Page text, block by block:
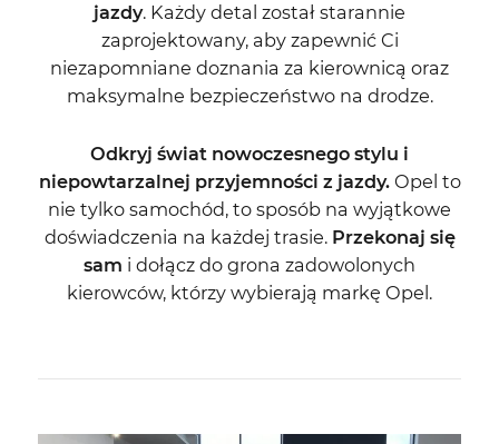
jazdy. Każdy detal został starannie
zaprojektowany, aby zapewnić Ci
niezapomniane doznania za kierownicą oraz
maksymalne bezpieczeństwo na drodze.
Odkryj świat nowoczesnego stylu i
niepowtarzalnej przyjemności z jazdy.Opel to
nie tylko samochód, to sposób na wyjątkowe
doświadczenia na każdej trasie. Przekonaj się
sam i dołącz do grona zadowolonych
kierowców, którzy wybierają markę Opel.